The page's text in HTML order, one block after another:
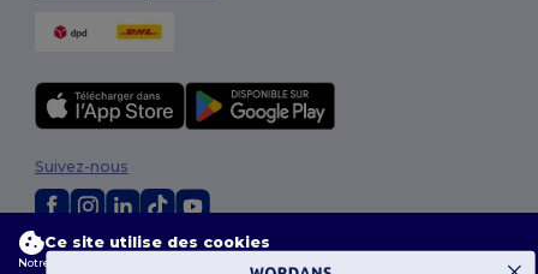
Suivez-nous
Ce site utilise des cookies
Notre site web utilise des cookies propriétaires et tiers pour améliorer la fonctionnalité